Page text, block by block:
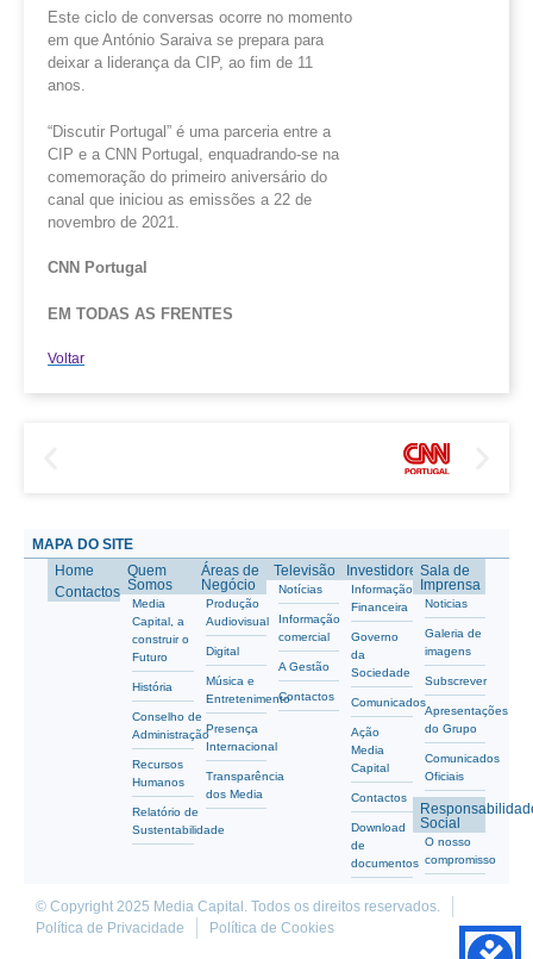
Este ciclo de conversas ocorre no momento
em que António Saraiva se prepara para
deixar a liderança da CIP, ao fim de 11
anos.
“Discutir Portugal” é uma parceria entre a
CIP e a CNN Portugal, enquadrando-se na
comemoração do primeiro aniversário do
canal que iniciou as emissões a 22 de
novembro de 2021.
CNN Portugal
EM TODAS AS FRENTES
Voltar
MAPA DO SITE
Home
Contactos
Quem
Somos
Media
Capital, a
construir o
Futuro
História
Conselho de
Administração
Recursos
Humanos
Relatório de
Sustentabilidade
Áreas de
Negócio
Produção
Audiovisual
Digital
Música e
Entretenimento
Presença
Internacional
Transparência
dos Media
Televisão
Notícias
Informação
comercial
A Gestão
Contactos
Investidores
Informação
Financeira
Governo
da
Sociedade
Comunicados
Ação
Media
Capital
Contactos
Download
de
documentos
Sala de
Imprensa
Noticias
Galeria de
imagens
Subscrever
Apresentações
do Grupo
Comunicados
Oficiais
Social
O nosso
compromisso
© Copyright 2025 Media Capital. Todos os direitos reservados.
Política de Privacidade
Política de Cookies